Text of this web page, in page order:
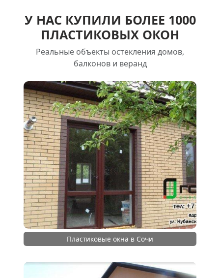
У НАС КУПИЛИ БОЛЕЕ 1000
ПЛАСТИКОВЫХ ОКОН
Реальные объекты остекления домов,
балконов и веранд
Пластиковые окна в Сочи